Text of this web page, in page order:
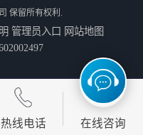
保留所有权利.
管理员入口 网站地图
热线电话 在线咨询